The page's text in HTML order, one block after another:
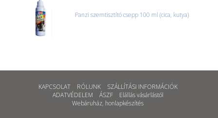
Panzi szemtisztító csepp 100 ml (cica, kutya)
KAPCSOLAT RÓLUNK
SZÁLLÍTÁSI INFORMÁCIÓK
ADATVÉDELEM
ÁSZF
Elállás vásárlástól
Webáruház, honlapkészítés